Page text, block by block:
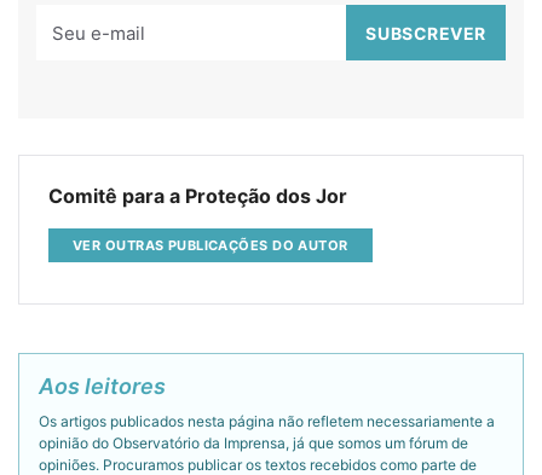
Comitê para a Proteção dos Jor
VER OUTRAS PUBLICAÇÕES DO AUTOR
Aos leitores
Os artigos publicados nesta página não refletem necessariamente a
opinião do Observatório da Imprensa, já que somos um fórum de
opiniões. Procuramos publicar os textos recebidos como parte de